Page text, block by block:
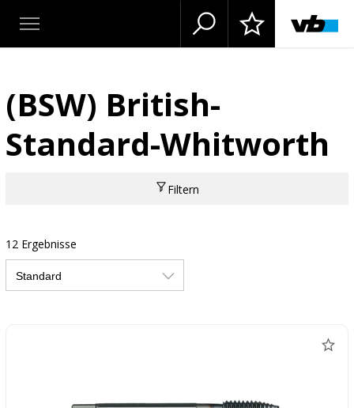
(BSW) British-
Standard-Whitworth
Filtern
12 Ergebnisse